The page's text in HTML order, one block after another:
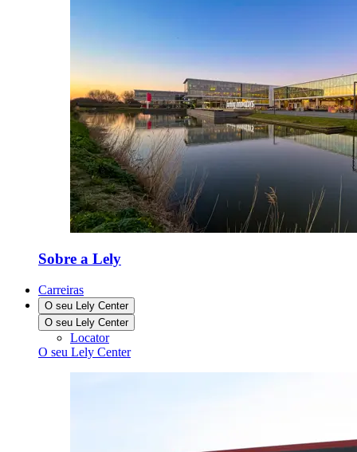
Sobre a Lely
Carreiras
O seu Lely Center
O seu Lely Center
Locator
O seu Lely Center